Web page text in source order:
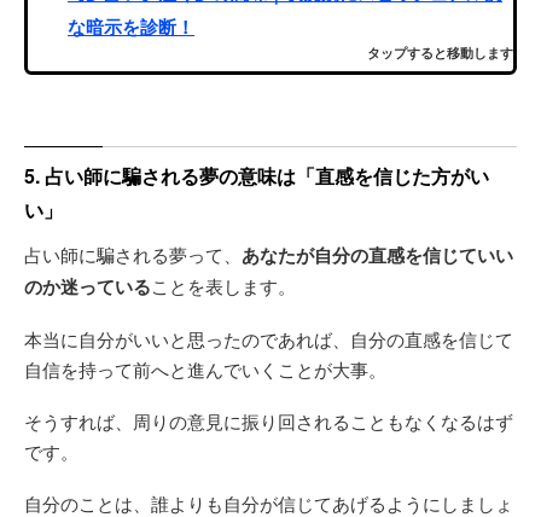
な暗示を診断！
タップすると移動します
5. 占い師に騙される夢の意味は「直感を信じた方がい
い」
占い師に騙される夢って、 あなたが自分の直感を信じていい
のか迷っていることを表します。
本当に自分がいいと思ったのであれば、自分の直感を信じて
自信を持って前へと進んでいくことが大事。
そうすれば、周りの意見に振り回されることもなくなるはず
です。
自分のことは、誰よりも自分が信じてあげるようにしましょ